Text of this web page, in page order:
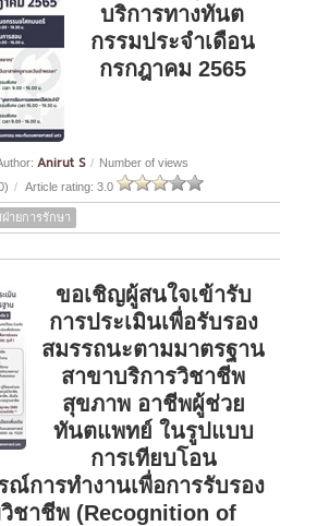
บริการทางทันต
กรรมประจำเดือน
กรกฎาคม 2565
Anirut S / Number of views
/ Article rating: 3.0
ายการรักษา
ขอเชิญผู้สนใจเข้ารับ
การประเมินเพื่อรับรอง
สมรรถนะตามมาตรฐาน
สาขาบริการวิชาชีพ
สุขภาพ อาชีพผู้ช่วย
ทันตแพทย์ ในรูปแบบ
การเทียบโอน
ณ์การทำงานเพื่อการรับรอง
าชีพ (Recognition of